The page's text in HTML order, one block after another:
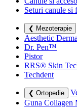
Seturi canule si
❮ Mezoterapie
Aesthetic
Dr. Pen™
Pistor
RRS® Skin
Techdent
❮ Ortopedie
Guna Collagen